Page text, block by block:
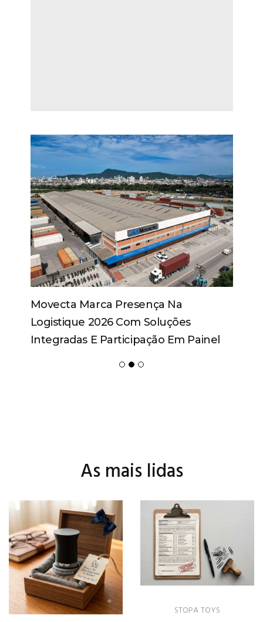
Movecta Marca Presença Na
Logistique 2026 Com Soluções
Integradas E Participação Em Painel
As mais lidas
STOPA TOYS